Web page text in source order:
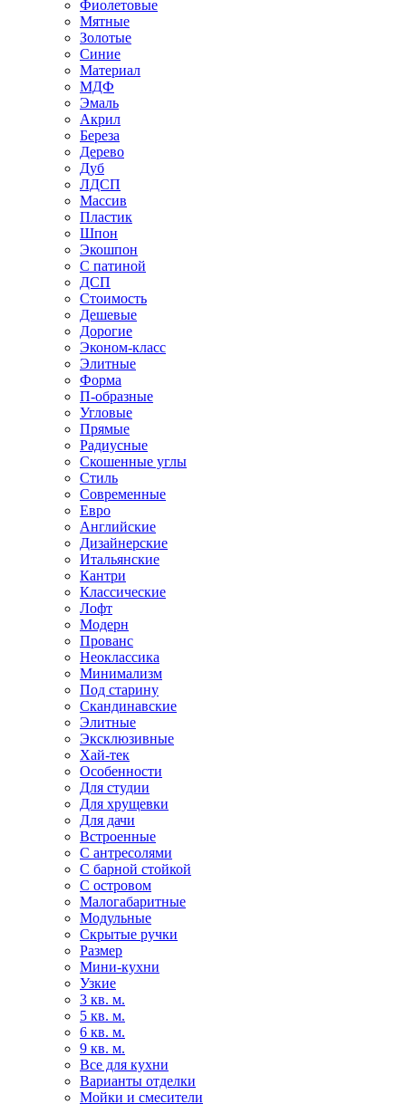
Фиолетовые
Мятные
Золотые
Синие
Материал
МДФ
Эмаль
Акрил
Береза
Дерево
Дуб
ЛДСП
Массив
Пластик
Шпон
Экошпон
С патиной
ДСП
Стоимость
Дешевые
Дорогие
Эконом-класс
Элитные
Форма
П-образные
Угловые
Прямые
Радиусные
Скошенные углы
Стиль
Современные
Евро
Английские
Дизайнерские
Итальянские
Кантри
Классические
Лофт
Модерн
Прованс
Неоклассика
Минимализм
Под старину
Скандинавские
Элитные
Эксклюзивные
Хай-тек
Особенности
Для студии
Для хрущевки
Для дачи
Встроенные
С антресолями
С барной стойкой
С островом
Малогабаритные
Модульные
Скрытые ручки
Размер
Мини-кухни
Узкие
3 кв. м.
5 кв. м.
6 кв. м.
9 кв. м.
Все для кухни
Варианты отделки
Мойки и смесители